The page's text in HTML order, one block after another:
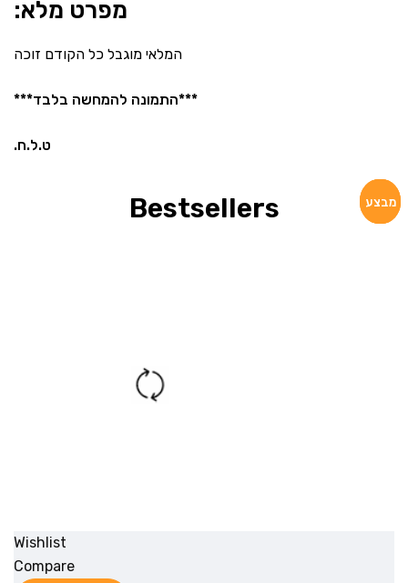
מפרט מלא:
המלאי מוגבל כל הקודם זוכה
***התמונה להמחשה בלבד***
ט.ל.ח.
Bestsellers מבצע
Wishlist
Compare
מבצע
מבצע